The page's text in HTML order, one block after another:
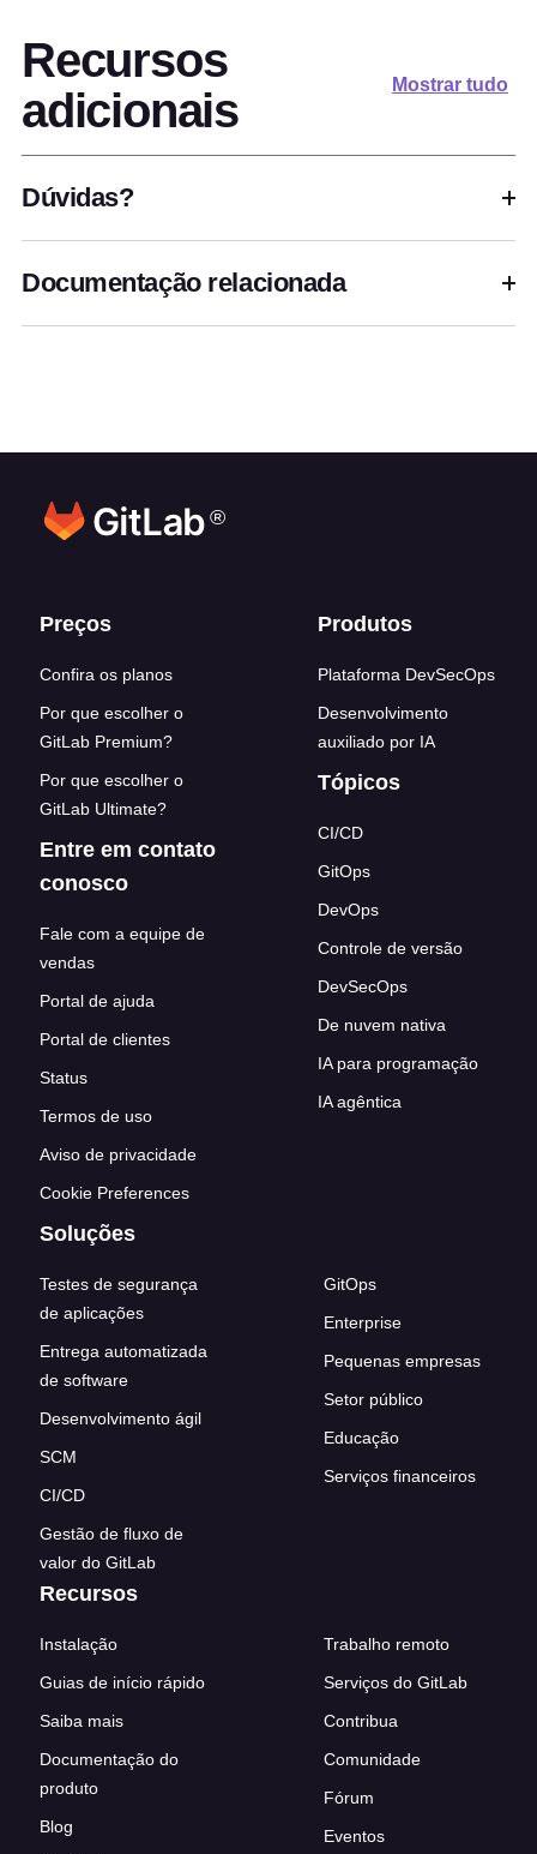
Recursos
adicionais
Mostrar tudo
Dúvidas?
Documentação relacionada
®
Footer links
Preços
Confira os planos
Por que escolher o
GitLab Premium?
Por que escolher o
GitLab Ultimate?
Entre em contato
conosco
Fale com a equipe de
vendas
Portal de ajuda
Portal de clientes
Status
Termos de uso
Aviso de privacidade
Cookie Preferences
Produtos
Plataforma DevSecOps
Desenvolvimento
auxiliado por IA
Tópicos
CI/CD
GitOps
DevOps
Controle de versão
DevSecOps
De nuvem nativa
IA para programação
IA agêntica
Soluções
Testes de segurança
de aplicações
Entrega automatizada
de software
Desenvolvimento ágil
SCM
CI/CD
Gestão de fluxo de
valor do GitLab
GitOps
Enterprise
Pequenas empresas
Setor público
Educação
Serviços financeiros
Recursos
Instalação
Guias de início rápido
Saiba mais
Documentação do
produto
Blog
Trabalho remoto
Serviços do GitLab
Contribua
Comunidade
Fórum
Eventos